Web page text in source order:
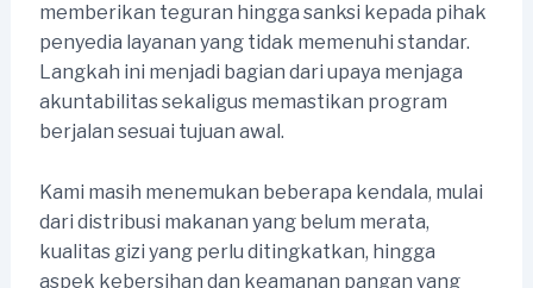
memberikan teguran hingga sanksi kepada pihak
penyedia layanan yang tidak memenuhi standar.
Langkah ini menjadi bagian dari upaya menjaga
akuntabilitas sekaligus memastikan program
berjalan sesuai tujuan awal.
Kami masih menemukan beberapa kendala, mulai
dari distribusi makanan yang belum merata,
kualitas gizi yang perlu ditingkatkan, hingga
aspek kebersihan dan keamanan pangan yang